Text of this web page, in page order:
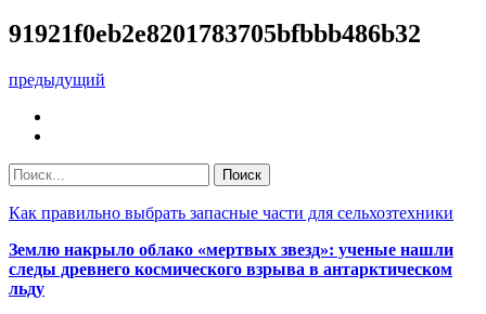
91921f0eb2e8201783705bfbbb486b32
предыдущий
Как правильно выбрать запасные части для сельхозтехники
Землю накрыло облако «мертвых звезд»: ученые нашли
следы древнего космического взрыва в антарктическом
льду